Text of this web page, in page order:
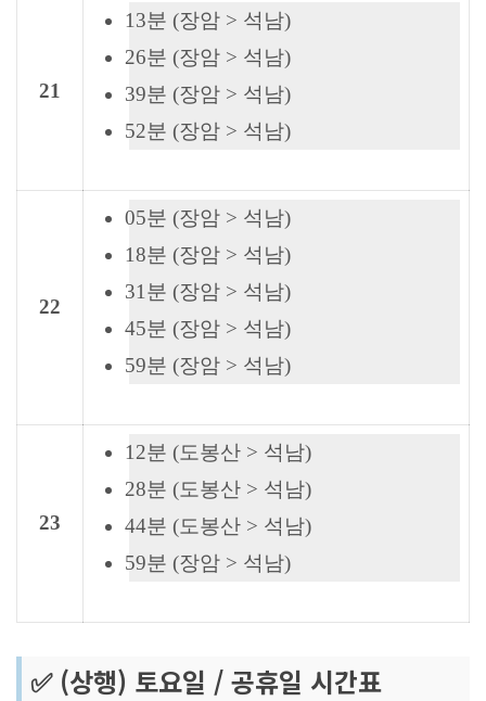
21
13분 (장암 > 석남)
26분 (장암 > 석남)
39분 (장암 > 석남)
52분 (장암 > 석남)
22
05분 (장암 > 석남)
18분 (장암 > 석남)
31분 (장암 > 석남)
45분 (장암 > 석남)
59분 (장암 > 석남)
23
12분 (도봉산 > 석남)
28분 (도봉산 > 석남)
44분 (도봉산 > 석남)
59분 (장암 > 석남)
✅ (상행) 토요일 / 공휴일 시간표